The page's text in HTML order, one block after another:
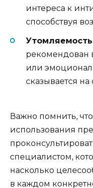
интереса к
способствуя
Утомляемость
рекомендован
или
сказывается
Важно помнить,
использования
специалистом,
насколько
в каждом